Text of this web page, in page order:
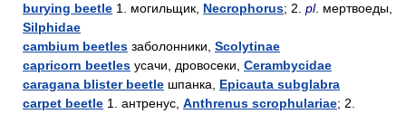
burying beetle 1. могильщик, Necrophorus; 2. pl. мертвоеды,
Silphidae
cambium beetles заболонники, Scolytinae
capricorn beetles усачи, дровосеки, Cerambycidae
caragana blister beetle шпанка, Epicauta subglabra
carpet beetle 1. антренус, Anthrenus scrophulariae; 2.